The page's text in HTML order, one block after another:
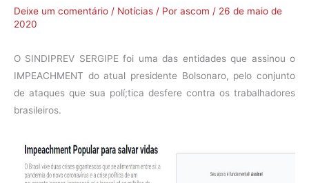
Deixe um comentário / Notícias / Por ascom / 26 de maio de
2020
O SINDIPREV SERGIPE foi uma das entidades que assinou o
IMPEACHMENT do atual presidente Bolsonaro, pelo conjunto
de ataques que sua polí;tica desfere contra os trabalhadores
brasileiros.